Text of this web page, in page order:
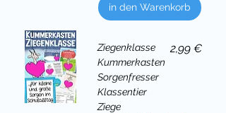
in den Warenkorb
Ziegenklasse
Kummerkasten
Sorgenfresser
Klassentier
Ziege
Preis
2,99 €